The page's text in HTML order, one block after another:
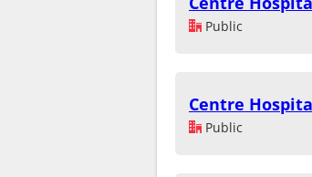
Public
Centre
Public